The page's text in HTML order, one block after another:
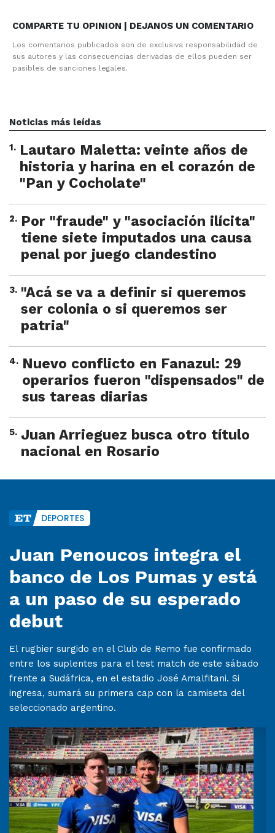
COMPARTE TU OPINION | DEJANOS UN COMENTARIO
Los comentarios publicados son de exclusiva responsabilidad de
sus autores y las consecuencias derivadas de ellos pueden ser
pasibles de sanciones legales.
Noticias más leídas
1. Lautaro Maletta: veinte años de
historia y harina en el corazón de
"Pan y Cocholate"
2. Por "fraude" y "asociación ilícita"
tiene siete imputados una causa
penal por juego clandestino
3. "Acá se va a definir si queremos
ser colonia o si queremos ser
patria"
4. Nuevo conflicto en Fanazul: 29
operarios fueron "dispensados" de
sus tareas diarias
5. Juan Arrieguez busca otro título
nacional en Rosario
DEPORTES
Juan Penoucos integra el
banco de Los Pumas y está
a un paso de su esperado
debut
El rugbier surgido en el Club de Remo fue confirmado
entre los suplentes para el test match de este sábado
frente a Sudáfrica, en el estadio José Amalfitani. Si
ingresa, sumará su primera cap con la camiseta del
seleccionado argentino.